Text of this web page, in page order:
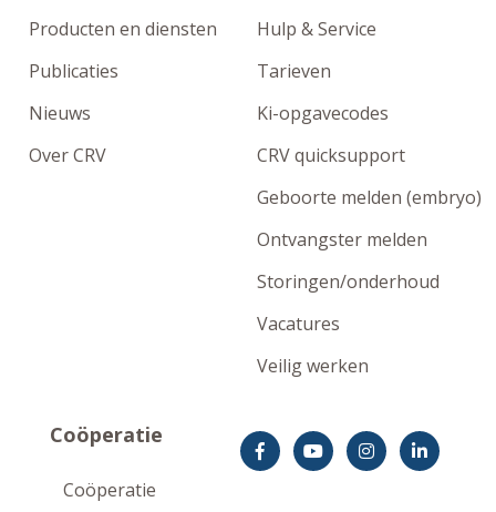
Producten en diensten
Publicaties
Nieuws
Over CRV
Hulp & Service
Tarieven
Ki-opgavecodes
CRV quicksupport
Geboorte melden (embryo)
Ontvangster melden
Storingen/onderhoud
Vacatures
Veilig werken
Coöperatie
Coöperatie